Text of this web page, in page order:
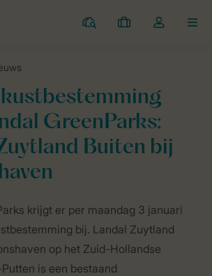
Campings
Mijn
Open
mijn
account
kustbestemming
GreenParks:
Buiten bij
krijgt er per maandag 3 januari
bij. Landal Zuytland
op het Zuid-Hollandse
is een bestaand